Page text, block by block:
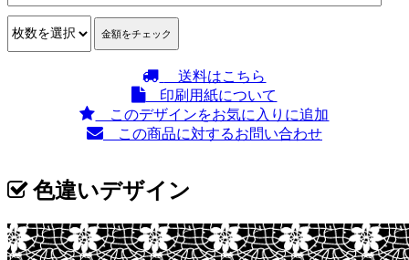
送料はこちら
印刷用紙について
このデザインをお気に入りに追加
この商品に対するお問い合わせ
色違いデザイン